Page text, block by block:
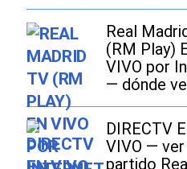
Real
(RM Play)
VIVO por
— dónde
partido
Madrid vs.
GRATIS en
DIRECTV
VIVO — ver
partido